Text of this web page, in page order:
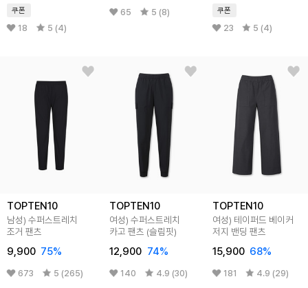
쿠폰
18 5 (4)
65 5 (8) 쿠폰
23 5 (4)
TOPTEN10
남성) 수퍼스트레치
조거 팬츠
9,900 75%
673 5 (265)
TOPTEN10
여성) 수퍼스트레치
카고 팬츠 (슬림핏)
12,900 74%
140 4.9 (30)
TOPTEN10
여성) 테이퍼드 베이커
저지 밴딩 팬츠
15,900 68%
181 4.9 (29)